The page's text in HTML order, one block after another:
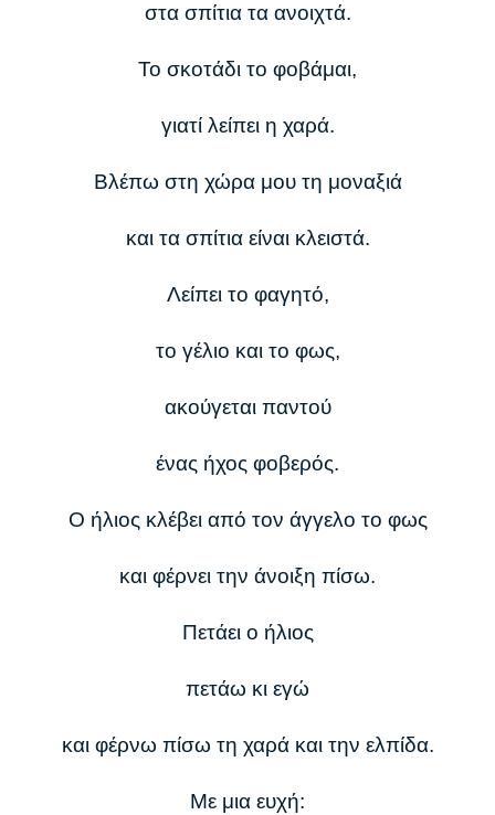
στα σπίτια τα ανοιχτά.
Το σκοτάδι το φοβάμαι,
γιατί λείπει η χαρά.
Βλέπω στη χώρα μου τη μοναξιά
και τα σπίτια είναι κλειστά.
Λείπει το φαγητό,
το γέλιο και το φως,
ακούγεται παντού
ένας ήχος φοβερός.
Ο ήλιος κλέβει από τον άγγελο το φως
και φέρνει την άνοιξη πίσω.
Πετάει ο ήλιος
πετάω κι εγώ
και φέρνω πίσω τη χαρά και την ελπίδα.
Με μια ευχή: